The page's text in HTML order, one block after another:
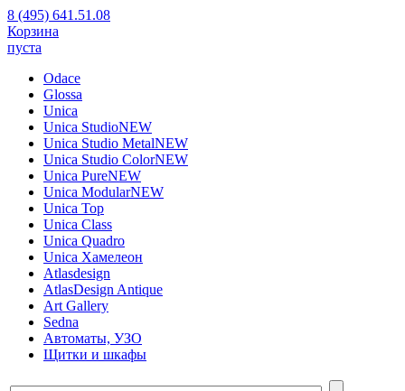
8 (495) 641.51.08
Корзина
пуста
Odace
Glossa
Unica
Unica StudioNEW
Unica Studio MetalNEW
Unica Studio ColorNEW
Unica PureNEW
Unica ModularNEW
Unica Top
Unica Class
Unica Quadro
Unica Хамелеон
Atlasdesign
AtlasDesign Antique
Art Gallery
Sedna
Автоматы, УЗО
Щитки и шкафы